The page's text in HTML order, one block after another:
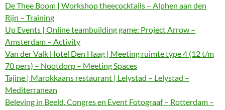
De Thee Boom | Workshop theecocktails – Alphen aan den
Rijn – Training
Up Events | Online teambuilding game: Project Arrow –
Amsterdam – Activity
Van der Valk Hotel Den Haag | Meeting ruimte type 4 (12 t/m
70 pers) – Nootdorp – Meeting Spaces
Tajine | Marokkaans restaurant | Lelystad – Lelystad –
Mediterranean
Beleving in Beeld. Congres en Event Fotograaf – Rotterdam –